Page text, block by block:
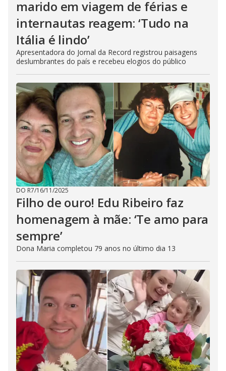
marido em viagem de férias e
internautas reagem: ‘Tudo na
Itália é lindo’
Apresentadora do Jornal da Record registrou paisagens
deslumbrantes do país e recebeu elogios do público
DO R7/16/11/2025
Filho de ouro! Edu Ribeiro faz
homenagem à mãe: ‘Te amo para
sempre’
Dona Maria completou 79 anos no último dia 13